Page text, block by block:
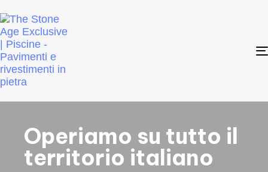
Operiamo su tutto il
territorio italiano